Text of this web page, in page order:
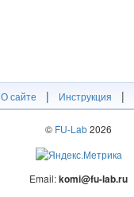
О сайте | Инструкция |
© FU-Lab2026
Email:komi@fu-lab.ru